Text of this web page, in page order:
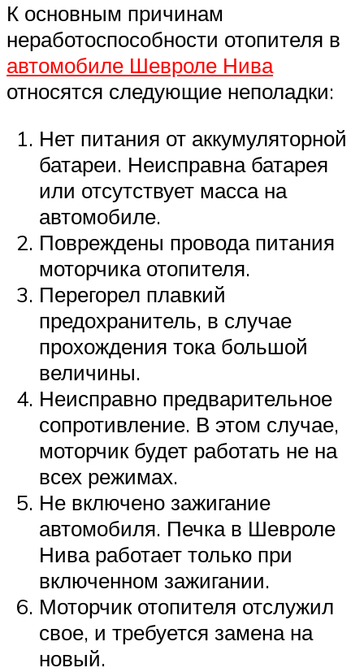
К основным причинам
неработоспособности отопителя в
автомобиле Шевроле Нива
относятся следующие неполадки:
Нет питания от аккумуляторной
батареи. Неисправна батарея
или отсутствует масса на
автомобиле.
Повреждены провода питания
моторчика отопителя.
Перегорел плавкий
предохранитель, в случае
прохождения тока большой
величины.
Неисправно предварительное
сопротивление. В этом случае,
моторчик будет работать не на
всех режимах.
Не включено зажигание
автомобиля. Печка в Шевроле
Нива работает только при
включенном зажигании.
Моторчик отопителя отслужил
свое, и требуется замена на
новый.